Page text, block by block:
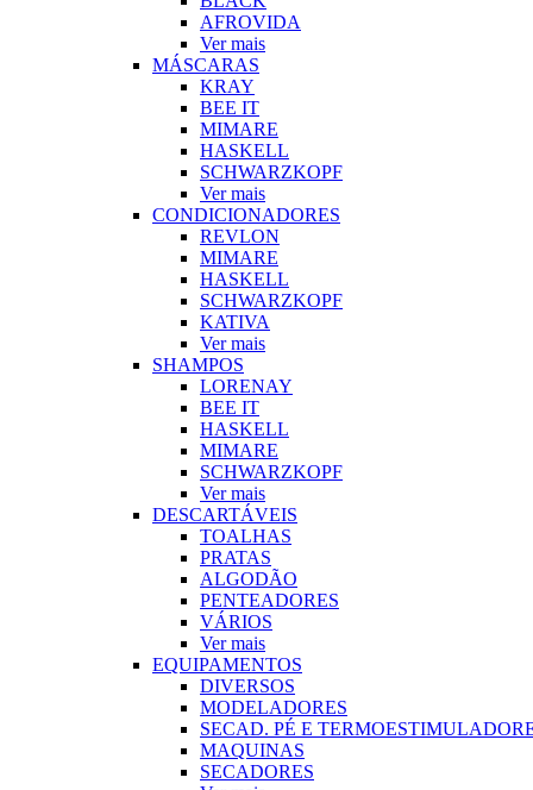
AFROVIDA
Ver mais
MÁSCARAS
KRAY
BEE IT
MIMARE
HASKELL
SCHWARZKOPF
Ver mais
CONDICIONADORES
REVLON
MIMARE
HASKELL
SCHWARZKOPF
KATIVA
Ver mais
SHAMPOS
LORENAY
BEE IT
HASKELL
MIMARE
SCHWARZKOPF
Ver mais
DESCARTÁVEIS
TOALHAS
PRATAS
ALGODÃO
PENTEADORES
VÁRIOS
Ver mais
EQUIPAMENTOS
DIVERSOS
MODELADORES
SECAD. PÉ E
MAQUINAS
SECADORES